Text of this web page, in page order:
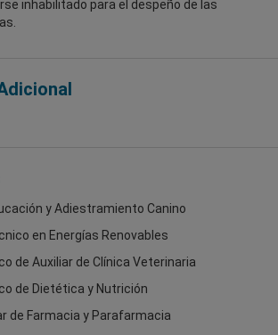
inhabilitado para el despeño de las
y Adiestramiento Canino
en Energías Renovables
de Auxiliar de Clínica Veterinaria
de Dietética y Nutrición
de Farmacia y Parafarmacia